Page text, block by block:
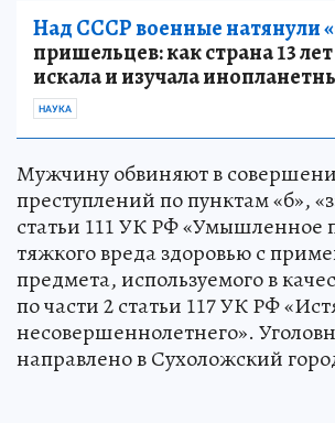
Над СССР военные натянули
пришельцев: как страна 13
искала и изучала
НАУКА
Мужчину обвиняют в
преступлений по пунктам «б»,
статьи 111 УК РФ «Умышленное
тяжкого вреда здоровью с
предмета, используемого в
по части 2 статьи 117 УК РФ
несовершеннолетнего».
направлено в Сухоложский